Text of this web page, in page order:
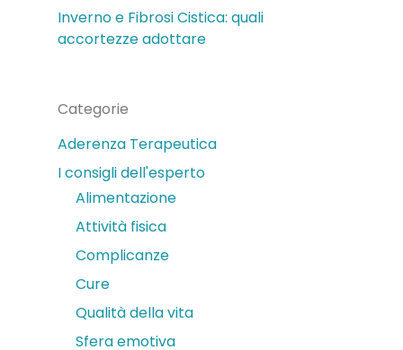
Inverno e Fibrosi Cistica: quali
accortezze adottare
Categorie
Aderenza Terapeutica
I consigli dell'esperto
Alimentazione
Attività fisica
Complicanze
Cure
Qualità della vita
Sfera emotiva